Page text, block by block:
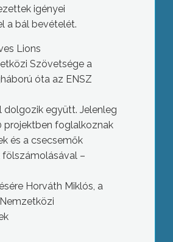
igényei
a bál bevételét.
Lions
Szövetsége a
óta az ENSZ
dolgozik együtt. Jelenleg
projektben foglalkoznak
és a csecsemők
–
Horváth Miklós, a